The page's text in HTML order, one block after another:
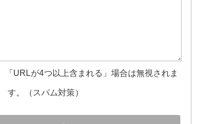
「URLが4つ以上含まれる」場合は無視されま
す。（スパム対策）